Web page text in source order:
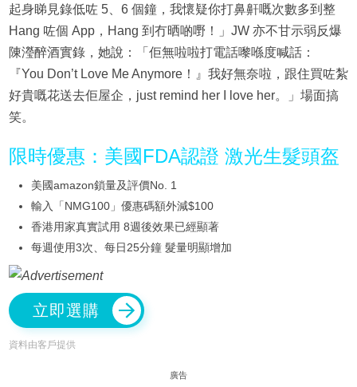
起身睇見錄低咗 5、6 個鐘，我懷疑你打鼻鼾嘅次數多到整
Hang 咗個 App，Hang 到冇晒啲嘢！」JW 亦不甘示弱反爆
陳瀅醉酒實錄，她說：「佢無啦啦打電話嚟喺度喊話：
『You Don’t Love Me Anymore！』我好無奈啦，跟住買咗紮
好貴嘅花送去佢屋企，just remind her I love her。」場面搞
笑。
限時優惠：美國FDA認證 激光生髮頭盔
美國amazon鎖量及評價No. 1
輸入「NMG100」優惠碼額外減$100
香港用家真實試用 8週後效果已經顯著
每週使用3次、每日25分鐘 髮量明顯增加
立即選購
資料由客戶提供
廣告